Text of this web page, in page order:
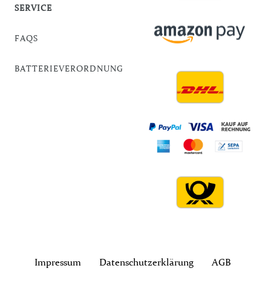
SERVICE
FAQS
BATTERIEVERORDNUNG
Impressum Daten­schutz­erklärung AGB